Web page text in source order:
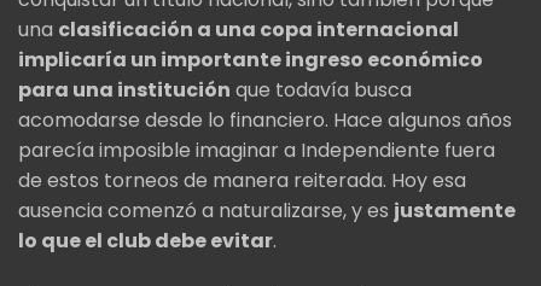
una clasificación a una copa internacional
implicaría un importante ingreso económico
para una institución que todavía busca
acomodarse desde lo financiero. Hace algunos años
parecía imposible imaginar a Independiente fuera
de estos torneos de manera reiterada. Hoy esa
ausencia comenzó a naturalizarse, y es justamente
lo que el club debe evitar.